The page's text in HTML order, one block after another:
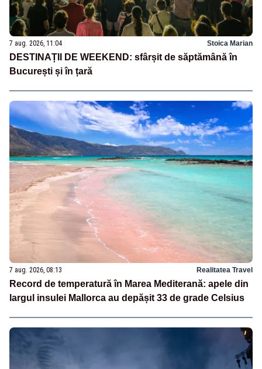
7 aug. 2026, 11:04 Stoica Marian
DESTINAȚII DE WEEKEND: sfârșit de săptămână în
București și în țară
7 aug. 2026, 08:13 Realitatea Travel
Record de temperatură în Marea Mediterană: apele din
largul insulei Mallorca au depășit 33 de grade Celsius